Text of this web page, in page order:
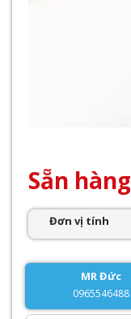
Sẵn hàng
Đơn vị tính
MR Đức
0965546488